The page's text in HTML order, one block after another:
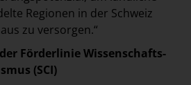
Regionen in der Schweiz
zu versorgen.“
Förderlinie Wissenschafts-
(SCI)